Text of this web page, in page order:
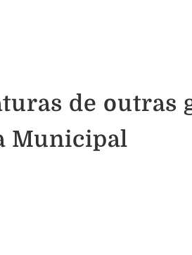
de outras
Municipal